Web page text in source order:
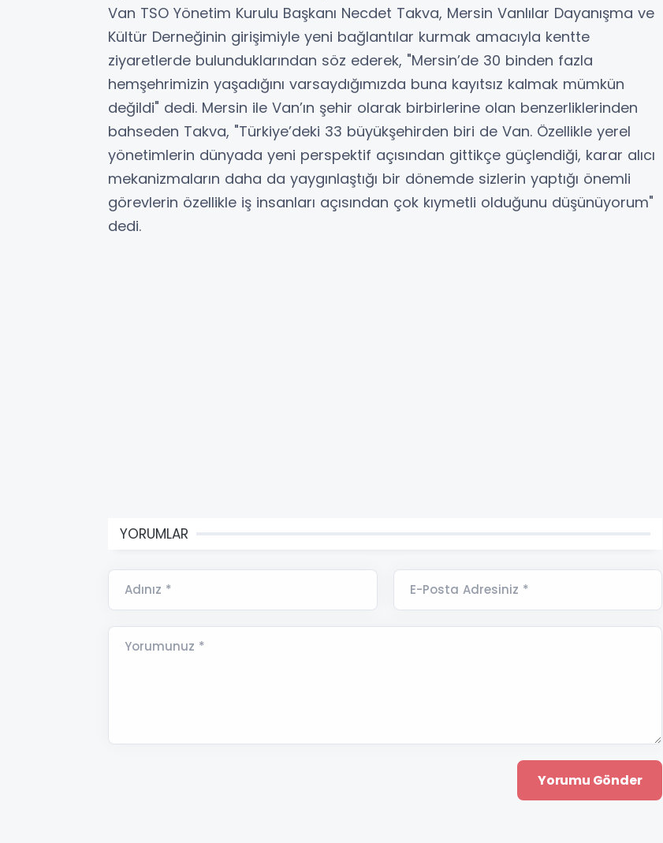
Van TSO Yönetim Kurulu Başkanı Necdet Takva, Mersin Vanlılar Dayanışma ve
Kültür Derneğinin girişimiyle yeni bağlantılar kurmak amacıyla kentte
ziyaretlerde bulunduklarından söz ederek, "Mersin’de 30 binden fazla
hemşehrimizin yaşadığını varsaydığımızda buna kayıtsız kalmak mümkün
değildi" dedi. Mersin ile Van’ın şehir olarak birbirlerine olan benzerliklerinden
bahseden Takva, "Türkiye’deki 33 büyükşehirden biri de Van. Özellikle yerel
yönetimlerin dünyada yeni perspektif açısından gittikçe güçlendiği, karar alıcı
mekanizmaların daha da yaygınlaştığı bir dönemde sizlerin yaptığı önemli
görevlerin özellikle iş insanları açısından çok kıymetli olduğunu düşünüyorum"
dedi.
YORUMLAR
Adınız * E-Posta Adresiniz *
Yorumunuz *